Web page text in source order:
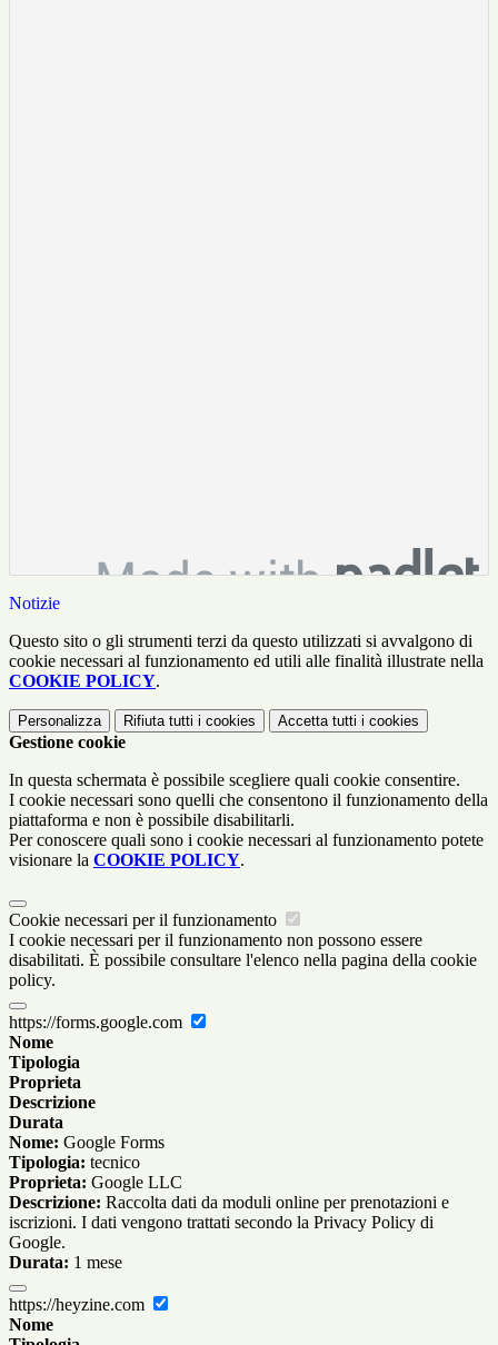
Notizie
Questo sito o gli strumenti terzi da questo utilizzati si avvalgono di
cookie necessari al funzionamento ed utili alle finalità illustrate nella
COOKIE POLICY.
Personalizza Rifiuta tutti i cookies Accetta tutti i cookies
Gestione cookie
In questa schermata è possibile scegliere quali cookie consentire.
I cookie necessari sono quelli che consentono il funzionamento della
piattaforma e non è possibile disabilitarli.
Per conoscere quali sono i cookie necessari al funzionamento potete
visionare la COOKIE POLICY.
Cookie necessari per il funzionamento
I cookie necessari per il funzionamento non possono essere
disabilitati. È possibile consultare l'elenco nella pagina della cookie
policy.
https://forms.google.com
Nome
Tipologia
Proprieta
Descrizione
Durata
Nome: Google Forms
Tipologia: tecnico
Proprieta: Google LLC
Descrizione: Raccolta dati da moduli online per prenotazioni e
iscrizioni. I dati vengono trattati secondo la Privacy Policy di
Google.
Durata: 1 mese
https://heyzine.com
Nome